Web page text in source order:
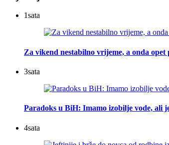
1sata
Za vikend nestabilno vrijeme, a onda opet
3sata
Paradoks u BiH: Imamo izobilje vode, ali
4sata